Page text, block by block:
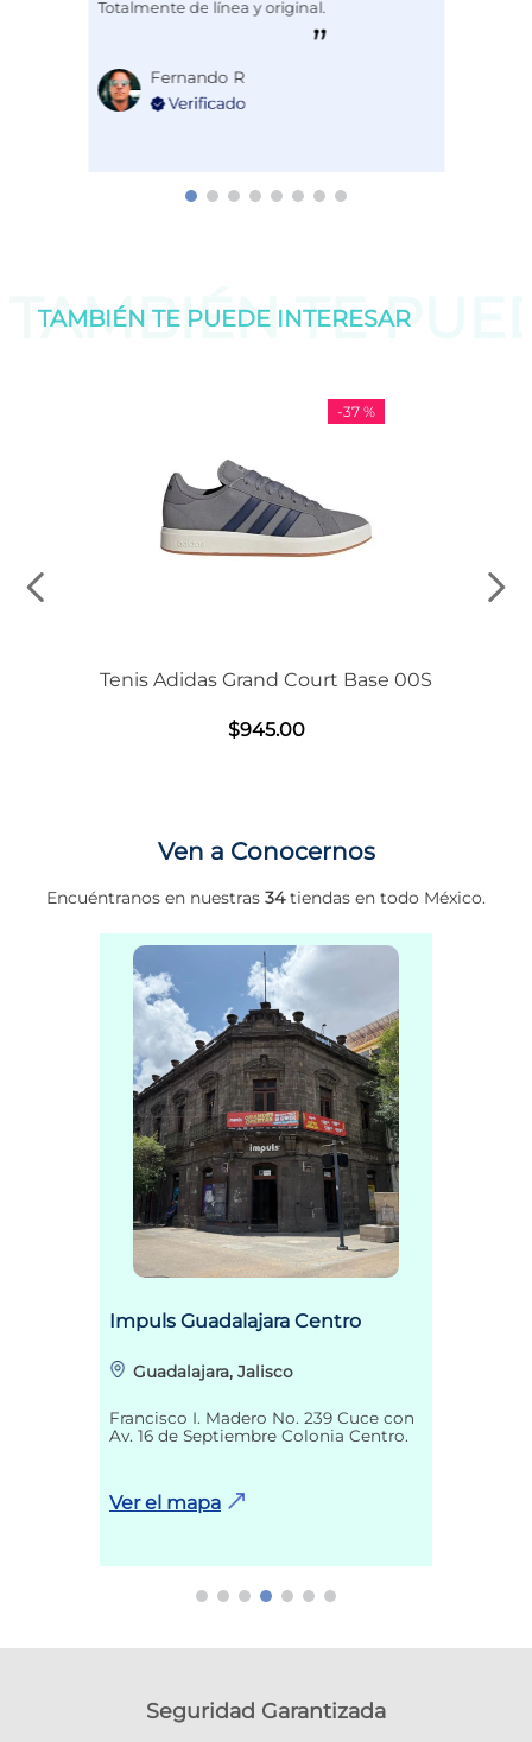
Totalmente de línea y original.
Fernando R
TAMBIÉN TE
TAMBIÉN TE PUEDE INTERESAR
-37 %
Tenis Adidas Grand Court Base 00S
$945.00
Ven a Conocernos
Encuéntranos en nuestras 34tiendas en todo México.
Impuls Guadalajara Centro
Guadalajara, Jalisco
Francisco I. Madero No. 239 Cuce con
Av. 16 de Septiembre Colonia Centro.
Ver el mapa
Seguridad Garantizada